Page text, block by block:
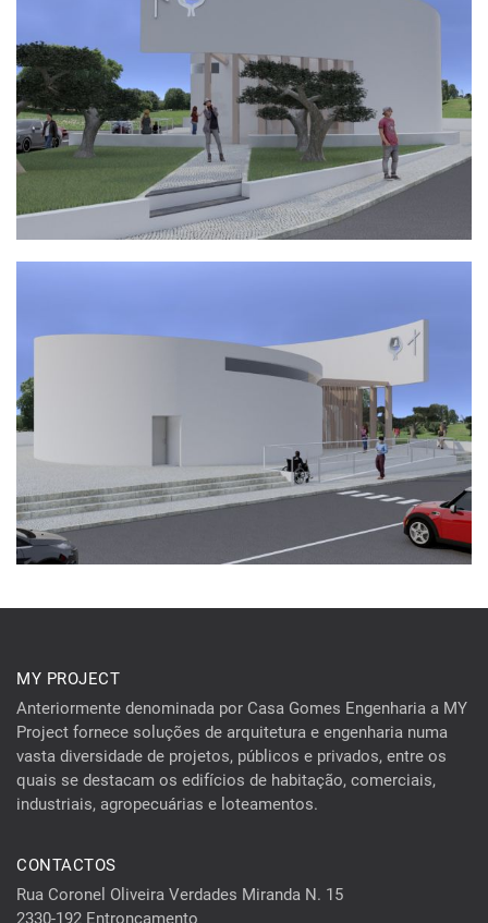
MY PROJECT
Anteriormente denominada por Casa Gomes Engenharia a MY
Project fornece soluções de arquitetura e engenharia numa
vasta diversidade de projetos, públicos e privados, entre os
quais se destacam os edifícios de habitação, comerciais,
industriais, agropecuárias e loteamentos.
CONTACTOS
Rua Coronel Oliveira Verdades Miranda N. 15
2330-192 Entroncamento